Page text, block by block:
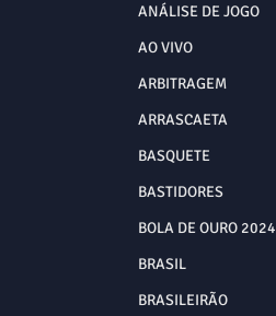
ANÁLISE DE JOGO
AO VIVO
ARBITRAGEM
ARRASCAETA
BASQUETE
BASTIDORES
BOLA DE OURO 2024
BRASIL
BRASILEIRÃO